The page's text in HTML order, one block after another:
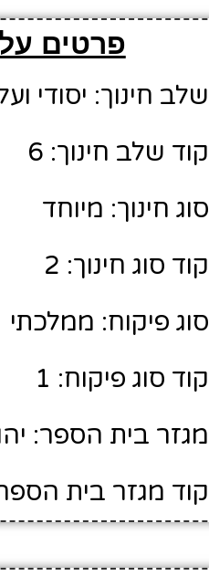
פרטים
שלב חינוך: יסודי
קוד שלב חינוך: 6
סוג חינוך: מיוחד
קוד סוג חינוך: 2
סוג פיקוח: ממלכתי
קוד סוג פיקוח: 1
מגזר בית הספר:
קוד מגזר בית הספר: